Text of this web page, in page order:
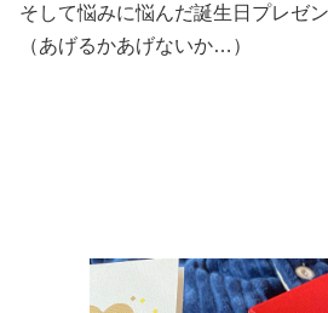
そして悩みに悩んだ誕生日プレゼン
（あげるかあげないか…）